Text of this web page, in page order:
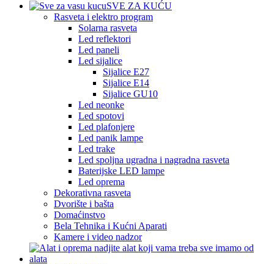
SVE ZA KUĆU
Rasveta i elektro program
Solarna rasveta
Led reflektori
Led paneli
Led sijalice
Sijalice E27
Sijalice E14
Sijalice GU10
Led neonke
Led spotovi
Led plafonjere
Led panik lampe
Led trake
Led spoljna ugradna i nagradna rasveta
Baterijske LED lampe
Led oprema
Dekorativna rasveta
Dvorište i bašta
Domaćinstvo
Bela Tehnika i Kućni Aparati
Kamere i video nadzor